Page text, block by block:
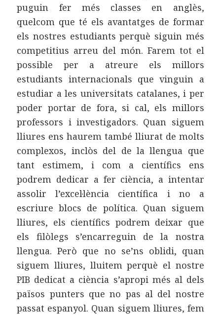
puguin fer més classes en anglès,
quelcom que té els avantatges de formar
els nostres estudiants perquè siguin més
competitius arreu del món. Farem tot el
possible per a atreure els millors
estudiants internacionals que vinguin a
estudiar a les universitats catalanes, i per
poder portar de fora, si cal, els millors
professors i investigadors. Quan siguem
lliures ens haurem també lliurat de molts
complexos, inclòs del de la llengua que
tant estimem, i com a científics ens
podrem dedicar a fer ciència, a intentar
assolir l’excel·lència científica i no a
escriure blocs de política. Quan siguem
lliures, els científics podrem deixar que
els filòlegs s’encarreguin de la nostra
llengua. Però que no se’ns oblidi, quan
siguem lliures, lluitem perquè el nostre
PIB dedicat a ciència s’apropi més al dels
països punters que no pas al del nostre
passat espanyol. Quan siguem lliures, fem